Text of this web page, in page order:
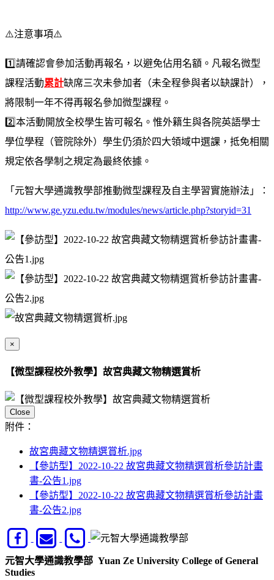
⚠️注意事項⚠️
1️⃣️請確認會參加活動再報名，以避免佔用名額。凡報名微型
課程活動累計缺席三次未參加者（未全程參與者以缺課計），
將限制一年不得再報名參加微型課程。
2️⃣️️本活動開放全校學生皆可報名。惟外籍生與各院英語學士
學位學程（管院除外）學生仍須於四大領域中選課，抵免相關
規定依各學制之規定為最終依據。
「元智大學通識教學部推動微型課程及自主學習實施辦法」：
http://www.ge.yzu.edu.tw/modules/news/article.php?storyid=31
×
【微型課程校外教學】故宮典藏文物精選賞析
Close
附件：
故宮典藏文物精選賞析.jpg
【參訪型】2022-10-22 故宮典藏文物精選賞析參訪計畫
書-公告1.jpg
【參訪型】2022-10-22 故宮典藏文物精選賞析參訪計畫
書-公告2.jpg
元智大學通識教學部 Yuan Ze University College of General
Studies